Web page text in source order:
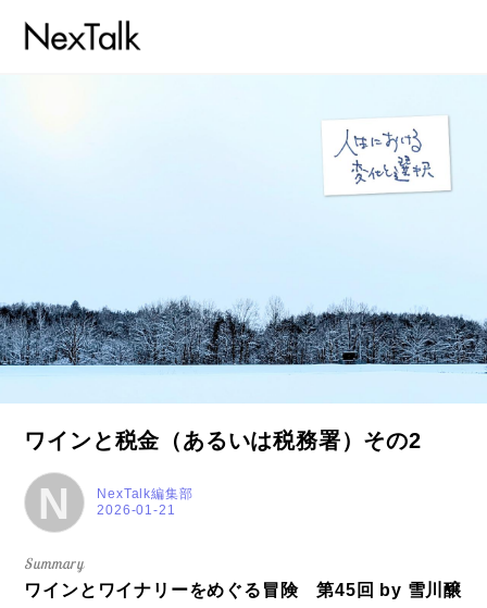
ワインと税金（あるいは税務署）その2
N 2026-01-21
NexTalk編集部
ワインとワイナリーをめぐる冒険 第45回 by 雪川醸